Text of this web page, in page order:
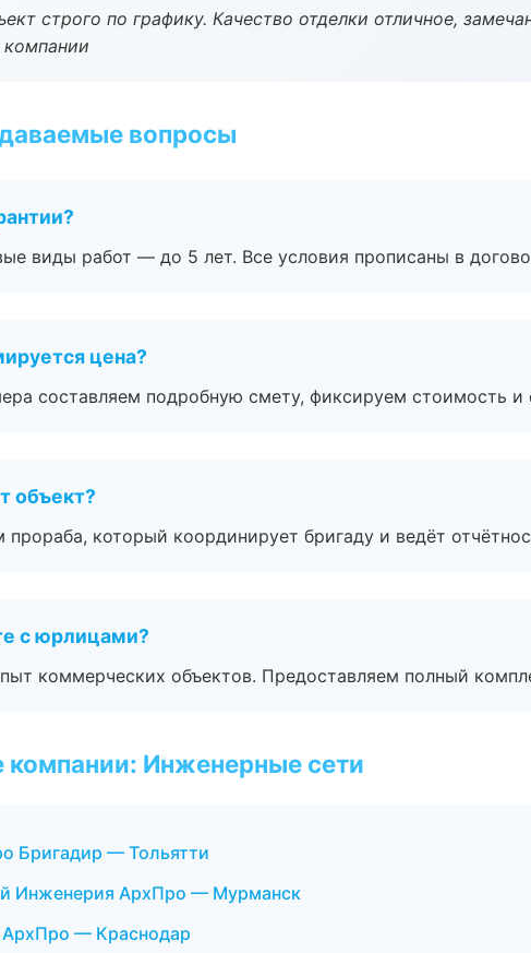
строго по графику. Качество отделки отличное,
вопросы
виды работ — до 5 лет. Все условия прописаны в
цена?
составляем подробную смету, фиксируем стоимость и
объект?
прораба, который координирует бригаду и ведёт
с юрлицами?
коммерческих объектов. Предоставляем полный
Инженерные сети
Бригадир — Тольятти
Инженерия АрхПро — Мурманск
АрхПро — Краснодар